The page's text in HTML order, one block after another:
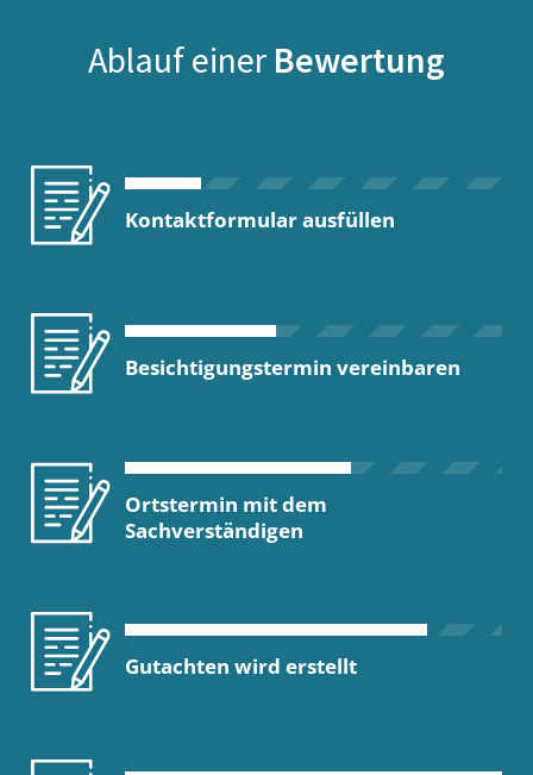
Ablauf einer Bewertung
Kontaktformular ausfüllen
Besichtigungstermin vereinbaren
Ortstermin mit dem
Sachverständigen
Gutachten wird erstellt